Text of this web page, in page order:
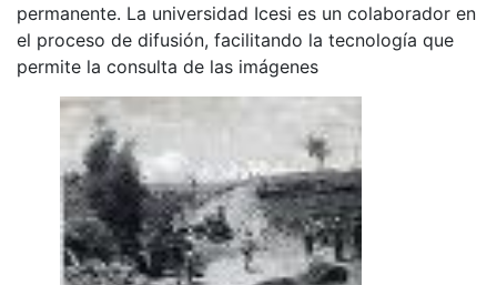
permanente. La universidad Icesi es un colaborador en
el proceso de difusión, facilitando la tecnología que
permite la consulta de las imágenes